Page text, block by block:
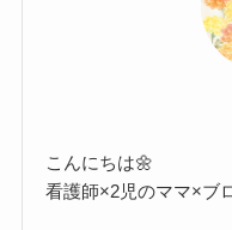
こんにちは🌼
看護師×2児のママ×ブ